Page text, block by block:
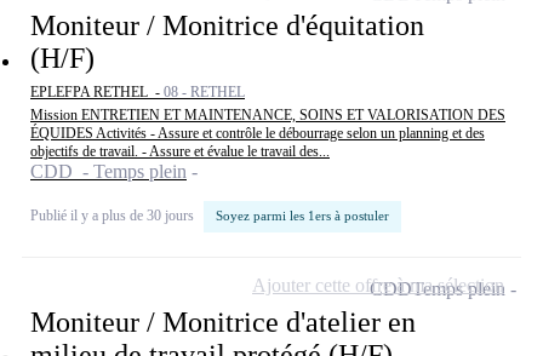
Moniteur / Monitrice d'équitation
(H/F)
EPLEFPA RETHEL - 08 - RETHEL
Mission ENTRETIEN ET MAINTENANCE, SOINS ET VALORISATION DES
ÉQUIDES Activités - Assure et contrôle le débourrage selon un planning et des
objectifs de travail. - Assure et évalue le travail des...
CDD - Temps plein
Publié il y a plus de 30 jours Soyez parmi les 1ers à postuler
Moniteur / Monitrice d'atelier en
CDDTemps plein
Ajouter cette offre à ma sélection